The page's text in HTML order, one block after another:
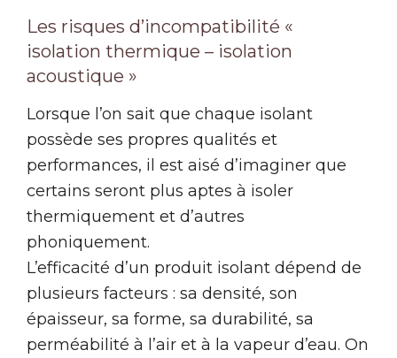
Les risques d’incompatibilité «
isolation thermique – isolation
acoustique »
Lorsque l’on sait que chaque isolant
possède ses propres qualités et
performances, il est aisé d’imaginer que
certains seront plus aptes à isoler
thermiquement et d’autres
phoniquement.
L’efficacité d’un produit isolant dépend de
plusieurs facteurs : sa densité, son
épaisseur, sa forme, sa durabilité, sa
perméabilité à l’air et à la vapeur d’eau. On